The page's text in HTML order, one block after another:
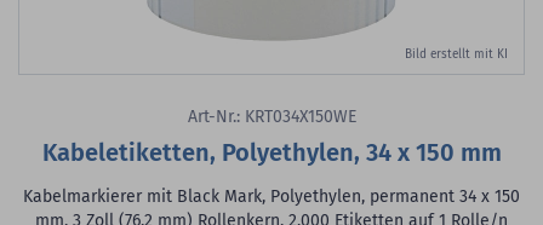
Bild erstellt mit KI
Art-Nr.: KRT034X150WE
Kabeletiketten, Polyethylen, 34 x 150 mm
Kabelmarkierer mit Black Mark, Polyethylen, permanent 34 x 150
mm, 3 Zoll (76,2 mm) Rollenkern, 2.000 Etiketten auf 1 Rolle/n